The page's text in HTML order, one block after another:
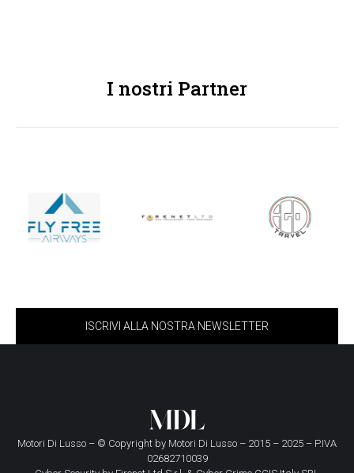
I nostri Partner
ISCRIVI ALLA NOSTRA NEWSLETTER
Motori Di Lusso – © Copyright by Motori Di Lusso – 2015 – 2025 – P.IVA
02682710039